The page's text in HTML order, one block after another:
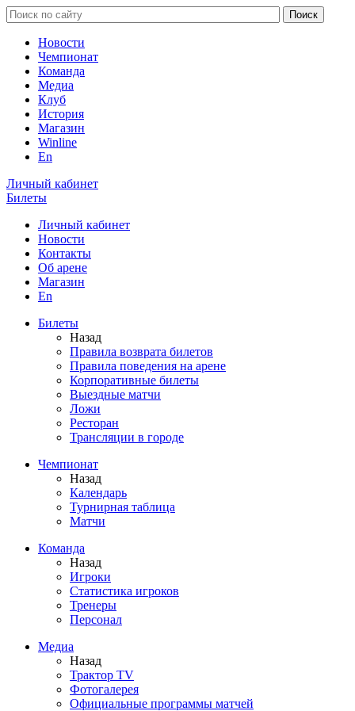
Новости
Чемпионат
Команда
Медиа
Клуб
История
Магазин
Winline
En
Личный кабинет
Билеты
Личный кабинет
Новости
Контакты
Об арене
Магазин
En
Билеты
Назад
Правила возврата билетов
Правила поведения на арене
Корпоративные билеты
Выездные матчи
Ложи
Ресторан
Трансляции в городе
Чемпионат
Назад
Календарь
Турнирная таблица
Матчи
Команда
Назад
Игроки
Статистика игроков
Тренеры
Персонал
Медиа
Назад
Трактор TV
Фотогалерея
Официальные программы матчей